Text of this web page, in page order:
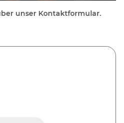
unser Kontaktformular.